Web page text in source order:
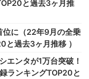
と過去3ヶ月推
位に（22年9月の全乗
と過去3ヶ月推移 ）
エンタが1万台突破！
ランキングTOP20と